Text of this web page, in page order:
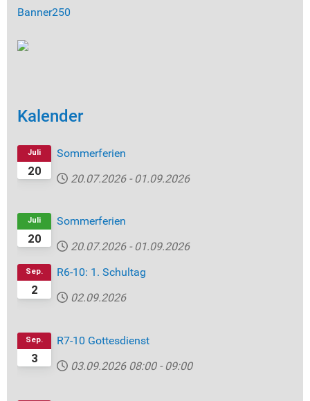
Kalender
20
Juli
Sommerferien
20.07.2026 - 01.09.2026
20
Juli
Sommerferien
20.07.2026 - 01.09.2026
2
Sep.
R6-10: 1. Schultag
02.09.2026
3
Sep.
R7-10 Gottesdienst
03.09.2026 08:00 - 09:00